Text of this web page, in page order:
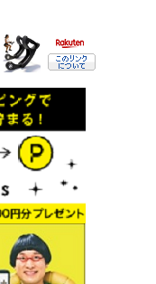
組名王様のブランチ家で
食べログ4の店&仲良し
買い物イッキ...